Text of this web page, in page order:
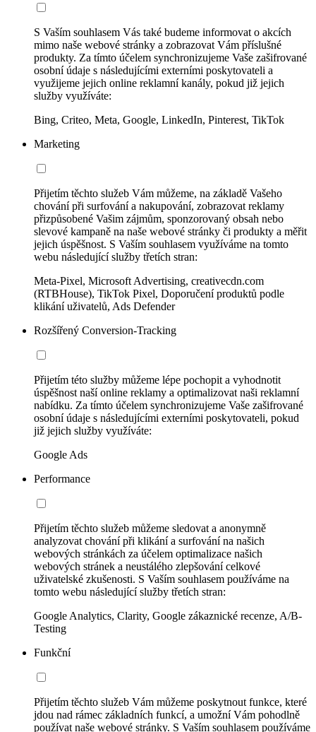
S Vaším souhlasem Vás také budeme informovat o akcích
mimo naše webové stránky a zobrazovat Vám příslušné
produkty. Za tímto účelem synchronizujeme Vaše zašifrované
osobní údaje s následujícími externími poskytovateli a
využijeme jejich online reklamní kanály, pokud již jejich
služby využíváte:
Bing, Criteo, Meta, Google, LinkedIn, Pinterest, TikTok
Marketing
Přijetím těchto služeb Vám můžeme, na základě Vašeho
chování při surfování a nakupování, zobrazovat reklamy
přizpůsobené Vašim zájmům, sponzorovaný obsah nebo
slevové kampaně na naše webové stránky či produkty a měřit
jejich úspěšnost. S Vaším souhlasem využíváme na tomto
webu následující služby třetích stran:
Meta-Pixel, Microsoft Advertising, creativecdn.com
(RTBHouse), TikTok Pixel, Doporučení produktů podle
klikání uživatelů, Ads Defender
Rozšířený Conversion-Tracking
Přijetím této služby můžeme lépe pochopit a vyhodnotit
úspěšnost naší online reklamy a optimalizovat naši reklamní
nabídku. Za tímto účelem synchronizujeme Vaše zašifrované
osobní údaje s následujícími externími poskytovateli, pokud
již jejich služby využíváte:
Google Ads
Performance
Přijetím těchto služeb můžeme sledovat a anonymně
analyzovat chování při klikání a surfování na našich
webových stránkách za účelem optimalizace našich
webových stránek a neustálého zlepšování celkové
uživatelské zkušenosti. S Vaším souhlasem používáme na
tomto webu následující služby třetích stran:
Google Analytics, Clarity, Google zákaznické recenze, A/B-
Testing
Funkční
Přijetím těchto služeb Vám můžeme poskytnout funkce, které
jdou nad rámec základních funkcí, a umožní Vám pohodlně
používat naše webové stránky. S Vaším souhlasem používáme